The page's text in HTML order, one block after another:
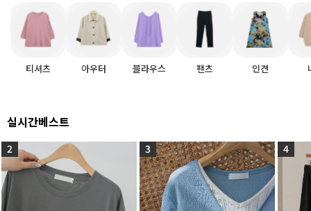
티셔츠 아우터 블라우스 팬츠 인견
실시간베스트
2 3 4